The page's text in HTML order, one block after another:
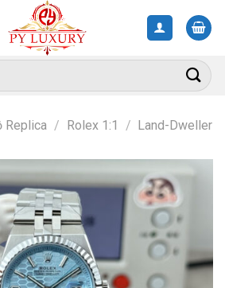
Replica / Rolex 1:1 / Land-Dweller